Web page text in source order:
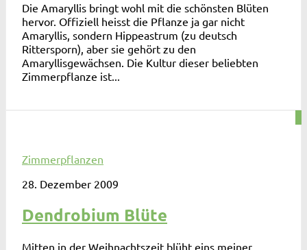
Die Amaryllis bringt wohl mit die schönsten Blüten
hervor. Offiziell heisst die Pflanze ja gar nicht
Amaryllis, sondern Hippeastrum (zu deutsch
Rittersporn), aber sie gehört zu den
Amaryllisgewächsen. Die Kultur dieser beliebten
Zimmerpflanze ist...
Zimmerpflanzen
28. Dezember 2009
Dendrobium Blüte
Mitten in der Weihnachtszeit blüht eins meiner